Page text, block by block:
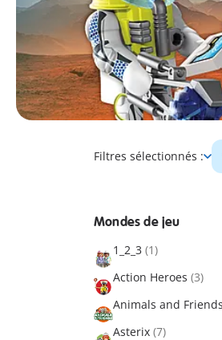
Filtres sélectionnés :
Mondes de jeu
1_2_3 (1)
Action Heroes (3)
Animals and Friends
Asterix (7)